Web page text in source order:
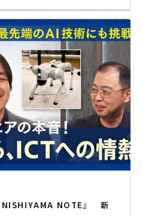
NISHIYAMA NOTE』 新